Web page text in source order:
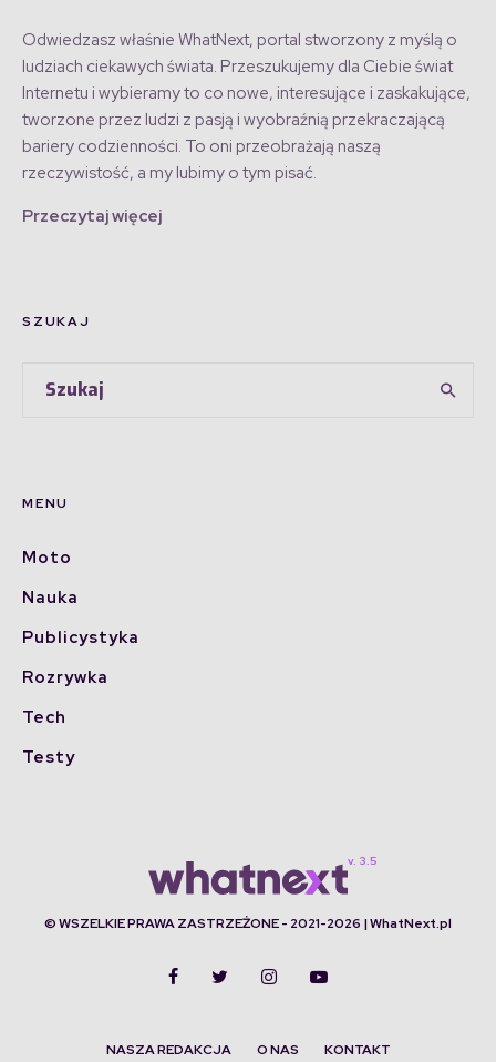
Odwiedzasz właśnie WhatNext, portal stworzony z myślą o
ludziach ciekawych świata. Przeszukujemy dla Ciebie świat
Internetu i wybieramy to co nowe, interesujące i zaskakujące,
tworzone przez ludzi z pasją i wyobraźnią przekraczającą
bariery codzienności. To oni przeobrażają naszą
rzeczywistość, a my lubimy o tym pisać.
Przeczytaj więcej
SZUKAJ
MENU
Moto
Nauka
Publicystyka
Rozrywka
Tech
Testy
© WSZELKIE PRAWA ZASTRZEŻONE - 2021-2026 | WhatNext.pl
NASZA REDAKCJA O NAS KONTAKT